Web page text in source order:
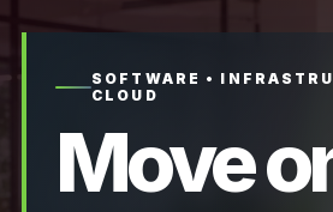
Servizi
Chi Siamo
Contatti
SOFTWARE •
CLOUD
Move